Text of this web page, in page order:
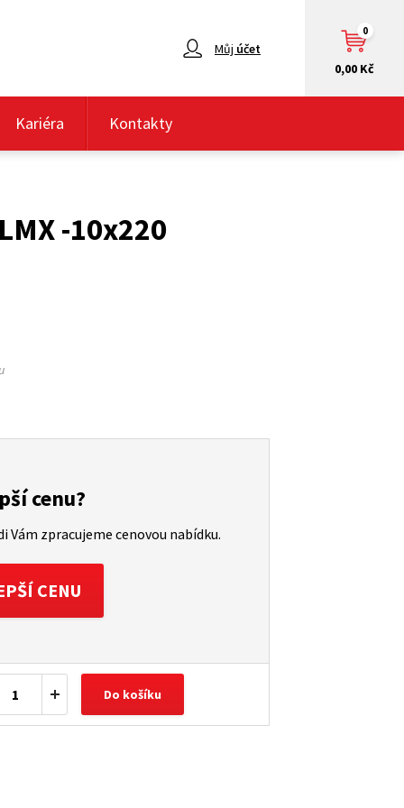
0,00 Kč
0
Můj účet
Kariéra Kontakty
-10x220
cenu?
Vám zpracujeme cenovou nabídku.
CENU
Do košíku